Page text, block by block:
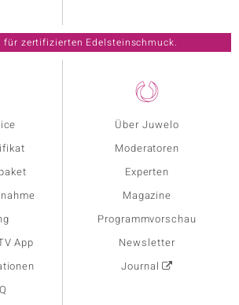
App
Über Juwelo
Moderatoren
Experten
Magazine
Programmvorschau
Newsletter
Journal
für zertifizierten Edelsteinschmuck.